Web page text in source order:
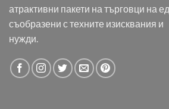
атрактивни пакети на търговци на
съобразени с техните изисквания и
нужди.